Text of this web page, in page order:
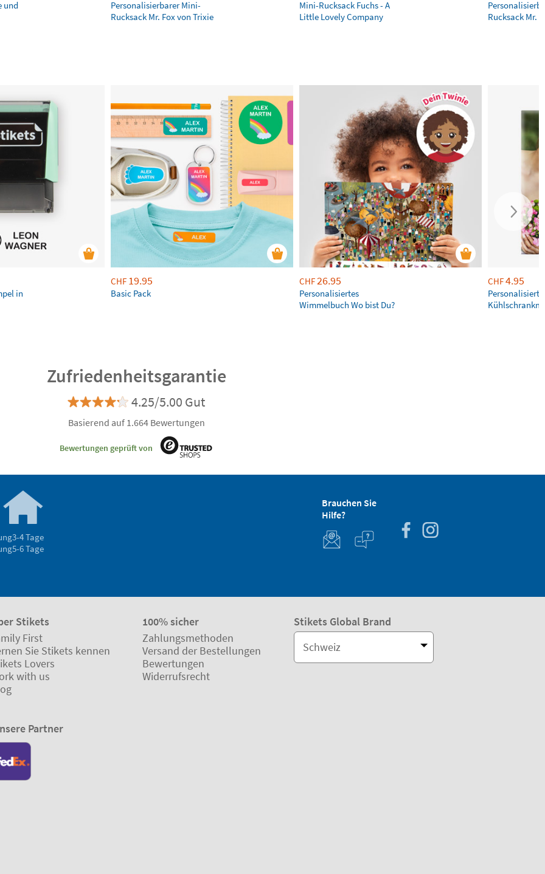
und
Personalisierbarer Mini-
Rucksack Mr. Fox von Trixie
Mini-Rucksack Fuchs - A
Little Lovely Company
Rucksack Mr.
in
CHF 19.95
Basic Pack
CHF26.95
Personalisiertes
Wimmelbuch Wo bist Du?
CHF4.95
Zufriedenheitsgarantie
4.25/5.00 Gut
Basierend auf 1.664 Bewertungen
Bewertungen geprüft von
3-4 Tage
5-6 Tage
Brauchen Sie
Hilfe?
Stikets
First
Sie Stikets kennen
Lovers
with us
100% sicher
Zahlungsmethoden
Versand der Bestellungen
Bewertungen
Widerrufsrecht
Stikets Global Brand
Schweiz
Partner